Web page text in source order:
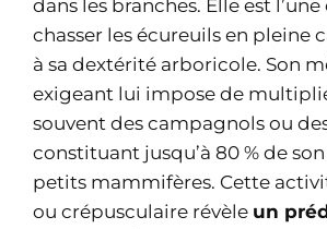
dans les branches. Elle est l’une
chasser les écureuils en pleine
à sa dextérité arboricole. Son
exigeant lui impose de
souvent des campagnols ou
constituant jusqu’à 80 % de
petits mammifères. Cette
ou crépusculaire révèle un